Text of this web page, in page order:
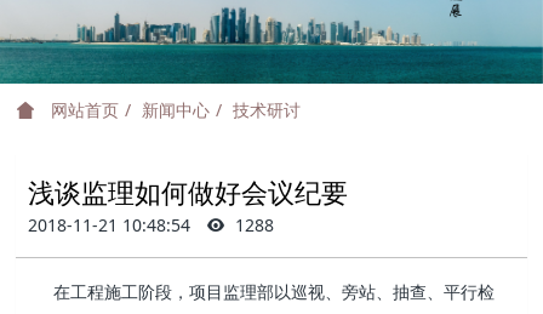
网站首页 新闻中心 技术研讨
浅谈监理如何做好会议纪要
2018-11-21 10:48:54 1288
在工程施工阶段，项目监理部以巡视、旁站、抽查、平行检